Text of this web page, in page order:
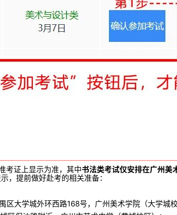
考证上显示为准，其中书法类考试仅安排在广州美
，提前做好赴考的相关准备：
区大学城外环西路168号，广州美术学院（大学城